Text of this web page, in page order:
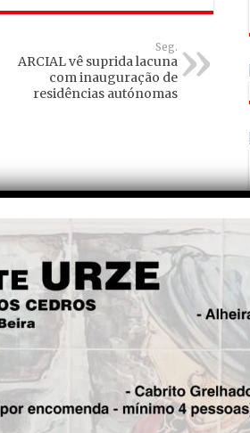
Seg.
ARCIAL vê suprida lacuna
com inauguração de
residências autónomas